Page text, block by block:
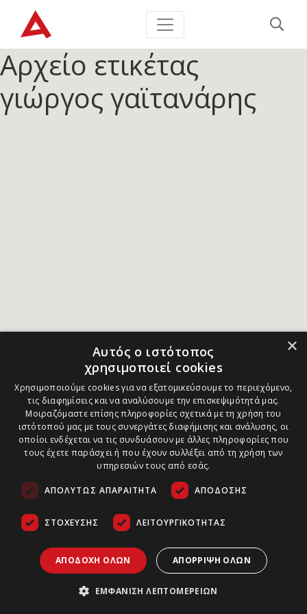
Αρχείο ετικέτας
γιώργος γαϊτανάρης
×
Αυτός ο ιστότοπος
χρησιμοποιεί cookies
Χρησιμοποιούμε cookies για να εξατομικεύσουμε το περιεχόμενο,
τις διαφημίσεις και να αναλύσουμε την επισκεψιμότητά μας.
Μοιραζόμαστε επίσης πληροφορίες σχετικά με τη χρήση του
ιστότοπού μας με τους συνεργάτες διαφήμισης και ανάλυσης, οι
οποίοι ενδέχεται να τις συνδυάσουν με άλλες πληροφορίες που
τους έχετε παράσχει ή που έχουν συλλέξει από τη χρήση των
υπηρεσιών τους από εσάς.
ΑΠΟΛΎΤΩΣ ΑΠΑΡΑΊΤΗΤΑ ΑΠΌΔΟΣΗΣ
ΣΤΌΧΕΥΣΗΣ ΛΕΙΤΟΥΡΓΙΚΌΤΗΤΑΣ
ΑΠΟΔΟΧΉ ΌΛΩΝ ΑΠΌΡΡΙΨΗ ΌΛΩΝ
ΕΜΦΆΝΙΣΗ ΛΕΠΤΟΜΕΡΕΙΏΝ